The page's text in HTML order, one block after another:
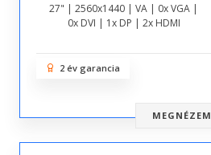
27" | 2560x1440 | VA | 0x VGA |
0x DVI | 1x DP | 2x HDMI
2 év garancia
MEGNÉZEM